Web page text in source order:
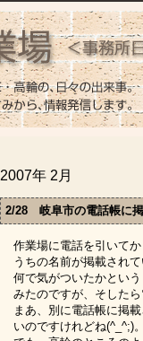
2007年 2月
2/28 岐阜市の電話帳に
作業場に電話を引いて
うちの名前が掲載され
何で気がついたかとい
みたのですが、そした
まあ、別に電話帳に掲
いのですけれどね(^_^;)